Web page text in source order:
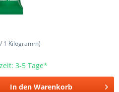
1 Kilogramm)
3-5 Tage*
In den Warenkorb